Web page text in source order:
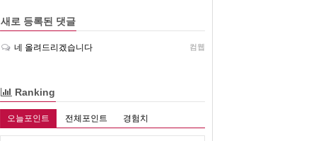
새로 등록된 댓글
네 올려드리겠습니다 컴웹
Ranking
오늘포인트 전체포인트 경험치